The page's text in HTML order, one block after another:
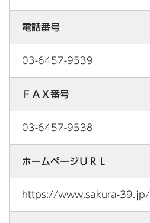
電話番号
03-6457-9539
ＦＡＸ番号
03-6457-9538
ホームページＵＲＬ
https://www.sakura-39.jp/